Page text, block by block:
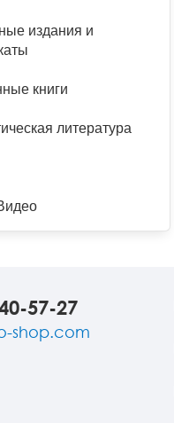
издания и
книги
литература
57-27
shop.com